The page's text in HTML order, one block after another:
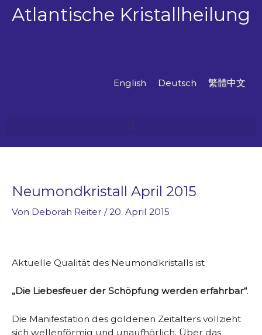
Zum
InhaltAtlantische Kristallheilung
English Deutsch 繁體中文
Neumondkristall April 2015
Von Deborah Reiter /20. April 2015
Aktuelle Qualität des Neumondkristalls ist
„Die Liebesfeuer der Schöpfung werden erfahrbar“.
Die Manifestation des goldenen Zeitalters vollzieht
sich wellenförmig und unaufhörlich. Über das